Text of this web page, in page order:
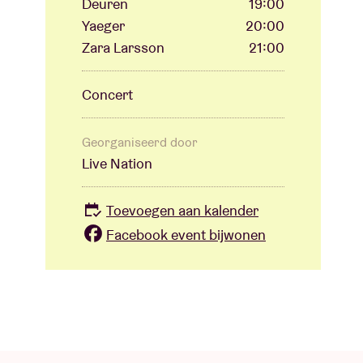
Deuren
19:00
Yaeger
20:00
Zara Larsson
21:00
Concert
Georganiseerd door
Live Nation
Toevoegen aan kalender
Facebook event bijwonen